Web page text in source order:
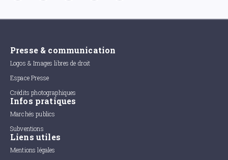
Presse & communication
Logos & Images libres de droit
Espace Presse
Crédits photographiques
Infos pratiques
Marchés publics
Subventions
Liens utiles
Mentions légales